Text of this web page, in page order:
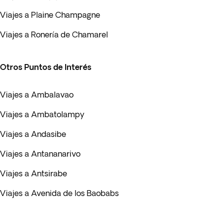
Viajes a Plaine Champagne
Viajes a Ronería de Chamarel
Otros Puntos de Interés
Viajes a Ambalavao
Viajes a Ambatolampy
Viajes a Andasibe
Viajes a Antananarivo
Viajes a Antsirabe
Viajes a Avenida de los Baobabs